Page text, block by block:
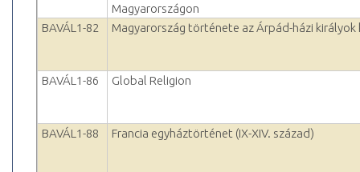
Magyarországon
BAVÁL1-82
Magyarország története az Árpád-házi királyok
BAVÁL1-86 Global Religion
BAVÁL1-88 Francia egyháztörténet (IX-XIV. század)